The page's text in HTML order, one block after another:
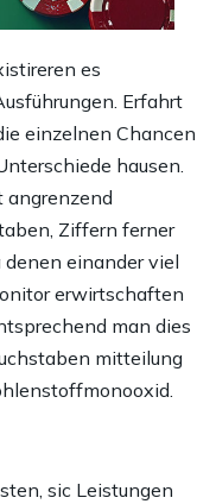
es
Erfahrt
einzelnen Chancen
hausen.
angrenzend
Ziffern ferner
einander viel
erwirtschaften
man dies
mitteilung
sic Leistungen